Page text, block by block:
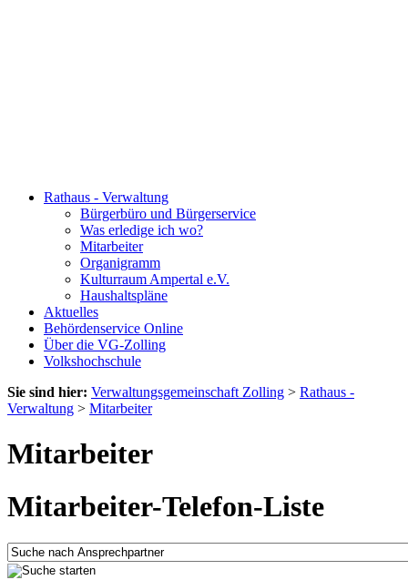
Rathaus - Verwaltung
Bürgerbüro und Bürgerservice
Was erledige ich wo?
Mitarbeiter
Organigramm
Kulturraum Ampertal e.V.
Haushaltspläne
Aktuelles
Behördenservice Online
Über die VG-Zolling
Volkshochschule
Sie sind hier: Verwaltungsgemeinschaft Zolling > Rathaus -
Verwaltung > Mitarbeiter
Mitarbeiter
Mitarbeiter-Telefon-Liste